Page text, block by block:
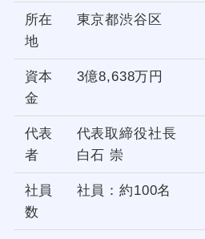
所在
地
東京都渋谷区
資本
金
3億8,638万円
代表
者
代表取締役社長
白石 崇
社員
数
社員：約100名